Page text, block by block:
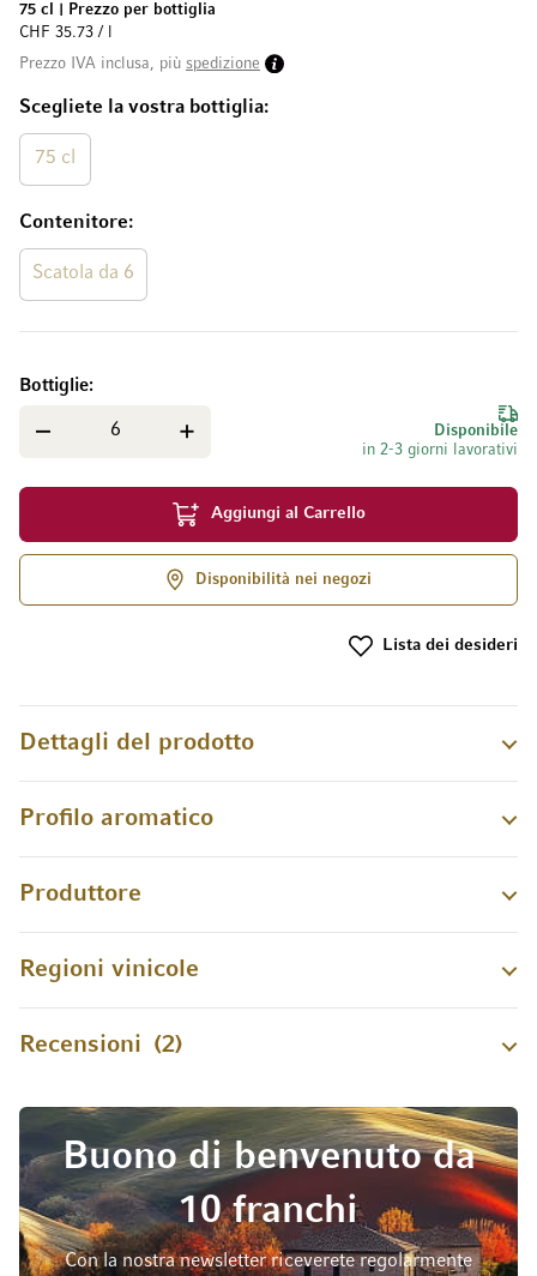
Scegliete la vostra bottiglia
75 cl
Contenitore
Scatola da 6
75 cl
Prezzo per bottiglia
CHF 35.73 / l
Prezzo IVA inclusa, più spedizione
Disponibile
in 2-3 giorni lavorativi
Bottiglie
Aggiungi al Carrello
Disponibilità nei negozi
Lista dei desideri
Dettagli del prodotto
Profilo aromatico
Produttore
Regioni vinicole
Recensioni 2
Buono di benvenuto da
10 franchi
Con la nostra newsletter riceverete regolarmente